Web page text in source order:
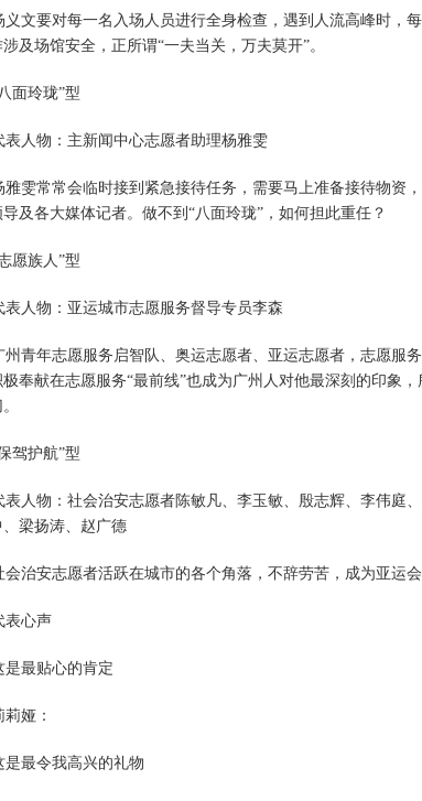
文要对每一名入场人员进行全身检查，遇到人流高峰时，
及场馆安全，正所谓“一夫当关，万夫莫开”。
面玲珑”型
人物：主新闻中心志愿者助理杨雅雯
雯常常会临时接到紧急接待任务，需要马上准备接待物资
及各大媒体记者。做不到“八面玲珑”，如何担此重任？
愿族人”型
人物：亚运城市志愿服务督导专员李森
青年志愿服务启智队、奥运志愿者、亚运志愿者，志愿服务
奉献在志愿服务“最前线”也成为广州人对他最深刻的印象
驾护航”型
人物：社会治安志愿者陈敏凡、李玉敏、殷志辉、李伟庭
、梁扬涛、赵广德
治安志愿者活跃在城市的各个角落，不辞劳苦，成为亚运会
心声
最贴心的肯定
娅：
最令我高兴的礼物